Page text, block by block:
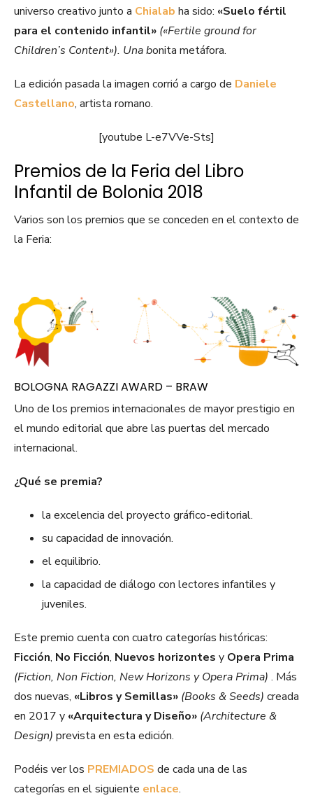
universo creativo junto a Chialab ha sido: «Suelo fértil
para el contenido infantil» («Fertile ground for
Children’s Content»). Una bonita metáfora.
La edición pasada la imagen corrió a cargo de Daniele
Castellano, artista romano.
[youtube L-e7VVe-Sts]
Premios de la Feria del Libro
Infantil de Bolonia 2018
Varios son los premios que se conceden en el contexto de
la Feria:
BOLOGNA RAGAZZI AWARD – BRAW
Uno de los premios internacionales de mayor prestigio en
el mundo editorial que abre las puertas del mercado
internacional.
¿Qué se premia?
la excelencia del proyecto gráfico-editorial.
su capacidad de innovación.
el equilibrio.
la capacidad de diálogo con lectores infantiles y
juveniles.
Este premio cuenta con cuatro categorías históricas:
Ficción, No Ficción, Nuevos horizontes y Opera Prima
(Fiction, Non Fiction, New Horizons y Opera Prima) . Más
dos nuevas, «Libros y Semillas» (Books & Seeds) creada
en 2017 y «Arquitectura y Diseño» (Architecture &
Design) prevista en esta edición.
Podéis ver los PREMIADOS de cada una de las
categorías en el siguiente enlace.